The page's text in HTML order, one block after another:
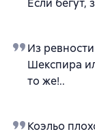
Из
Шекспира
то же!..
Коэльо